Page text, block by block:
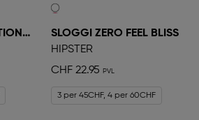
SLOGGI FEEL SENSATIONAL
SLOGGI ZERO FEEL BLISS
HIPSTER
CHF 22.95
3 per 45CHF, 4 per 60CHF